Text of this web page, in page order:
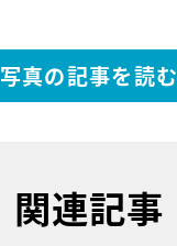
写真の記事を読む
関連記事